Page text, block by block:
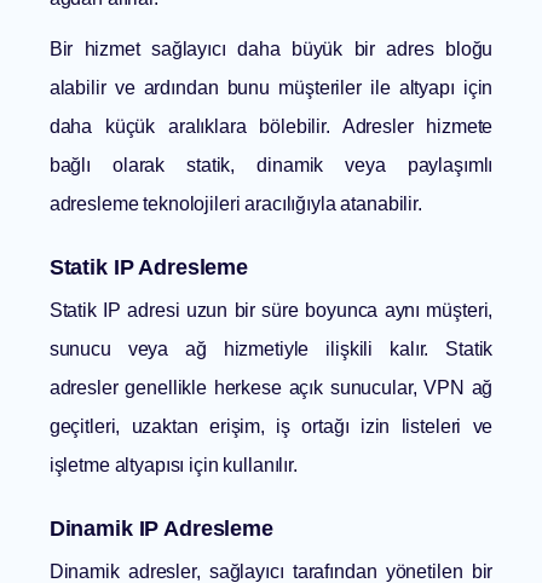
Bir hizmet sağlayıcı daha büyük bir adres bloğu
alabilir ve ardından bunu müşteriler ile altyapı için
daha küçük aralıklara bölebilir. Adresler hizmete
bağlı olarak statik, dinamik veya paylaşımlı
adresleme teknolojileri aracılığıyla atanabilir.
Statik IP Adresleme
Statik IP adresi uzun bir süre boyunca aynı müşteri,
sunucu veya ağ hizmetiyle ilişkili kalır. Statik
adresler genellikle herkese açık sunucular, VPN ağ
geçitleri, uzaktan erişim, iş ortağı izin listeleri ve
işletme altyapısı için kullanılır.
Dinamik IP Adresleme
Dinamik adresler, sağlayıcı tarafından yönetilen bir